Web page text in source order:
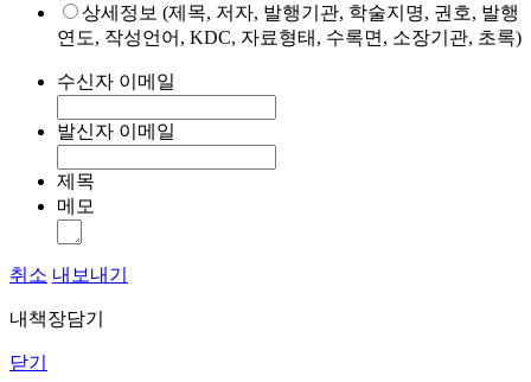
상세정보 (제목, 저자, 발행기관, 학술지명, 권호, 발행
연도, 작성언어, KDC, 자료형태, 수록면, 소장기관, 초록)
수신자 이메일
발신자 이메일
제목
메모
취소 내보내기
내책장담기
닫기